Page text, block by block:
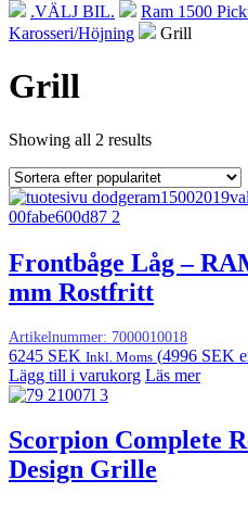
.VÄLJ BIL.
Ram 1500
Karosseri/Höjning
Grill
Grill
Showing all 2 results
Frontbåge Låg –
mm Rostfritt
Artikelnummer: 7000010018
6245 SEK Inkl. Moms (4996 SEK
Lägg till i varukorg Läs mer
Scorpion Complete
Design Grille